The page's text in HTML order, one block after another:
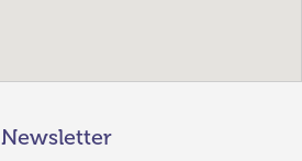
Newsletter